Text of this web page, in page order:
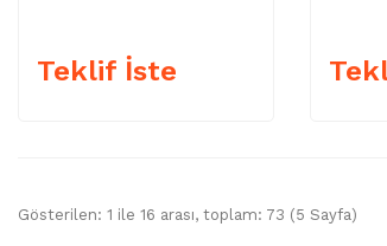
Teklif İste
Gösterilen: 1 ile 16 arası, toplam: 73 (5 Sayfa)